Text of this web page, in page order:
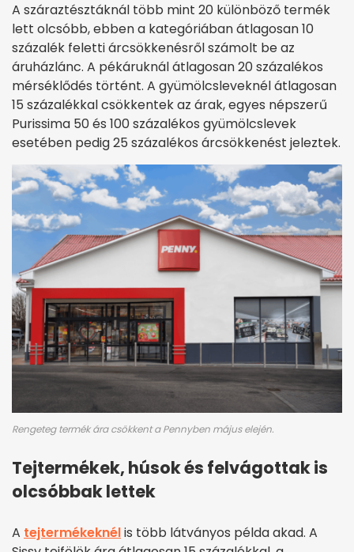
A száraztésztáknál több mint 20 különböző termék
lett olcsóbb, ebben a kategóriában átlagosan 10
százalék feletti árcsökkenésről számolt be az
áruházlánc. A pékáruknál átlagosan 20 százalékos
mérséklődés történt. A gyümölcsleveknél átlagosan
15 százalékkal csökkentek az árak, egyes népszerű
Purissima 50 és 100 százalékos gyümölcslevek
esetében pedig 25 százalékos árcsökkenést jeleztek.
Rengeteg termék ára csökkent a Pennyben május elején.
Tejtermékek, húsok és felvágottak is
olcsóbbak lettek
A tejtermékeknélis több látványos példa akad. A